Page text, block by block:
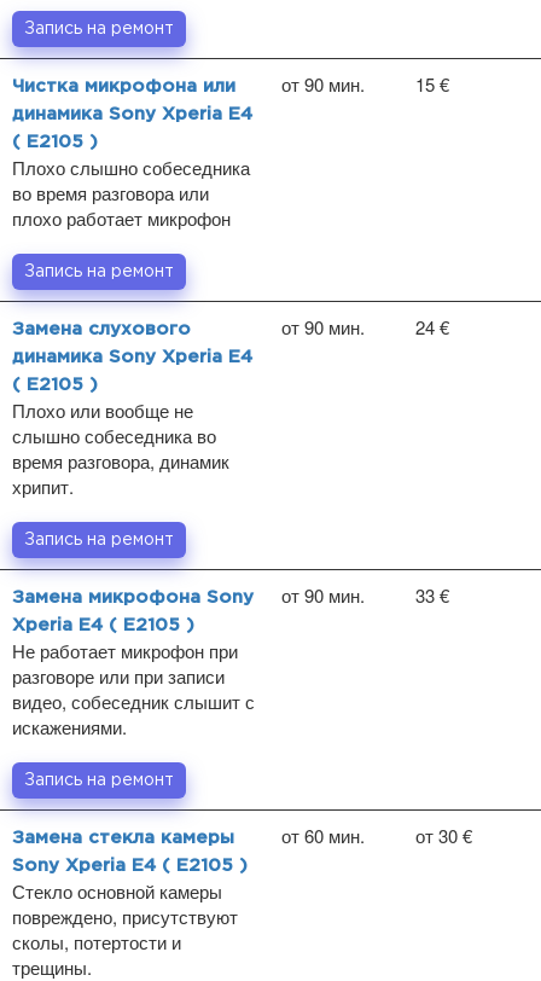
Запись на ремонт
Чистка микрофона или
динамика Sony Xperia E4
( E2105 )
Плохо слышно собеседника
во время разговора или
плохо работает микрофон
от 90 мин. 15 €
Запись на ремонт
Замена слухового
динамика Sony Xperia E4
( E2105 )
Плохо или вообще не
слышно собеседника во
время разговора, динамик
хрипит.
от 90 мин. 24 €
Запись на ремонт
Замена микрофона Sony
Xperia E4 ( E2105 )
Не работает микрофон при
разговоре или при записи
видео, собеседник слышит с
искажениями.
от 90 мин. 33 €
Запись на ремонт
Замена стекла камеры
Sony Xperia E4 ( E2105 )
Стекло основной камеры
повреждено, присутствуют
сколы, потертости и
трещины.
от 60 мин. от 30 €